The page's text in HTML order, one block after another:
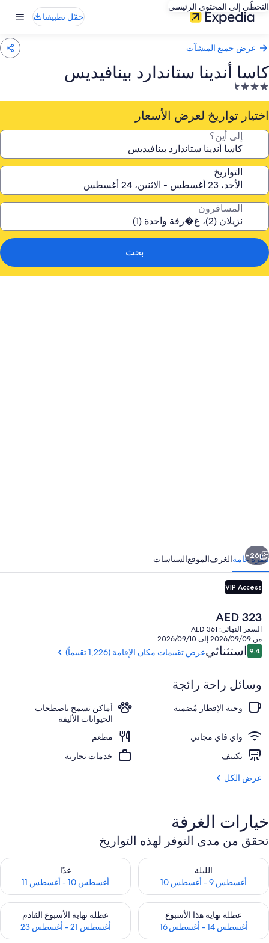
التخطّي إلى المحتوى الرئيسي
حمّل تطبيقنا
عرض جميع المنشآت
كاسا أندينا ستاندارد بينافيديس
منشأة
فندقية
مصنفة
3.5
اختيار تواريخ لعرض الأسعار
إلى أين؟
التواريخ
المسافرون
بحث
التالي
26+
نظرة عامةالغرفالموقعالسياسات
VIP Access
السعر
الحالي
هو
AED
323
AED 323
السعر النهائي: AED 361
من 2026/09/09 إلى 2026/09/10
التقييمات
9.49.4 من 10استثنائيعرض تقييمات مكان الإقامة (1,226 تقييماً)
وسائل راحة رائجة
وجبة الإفطار مُضمنة
أماكن تسمح باصطحاب
الحيوانات الأليفة
واي فاي مجاني
مطعم
تكييف
خدمات تجارية
عرض الكل
خيارات الغرفة
تحقق من مدى التوفر لهذه التواريخ
الليلة
أغسطس 9 - أغسطس 10
تحقق من مدى التوفر لليلة للفترة أغسطس 9 - أغسطس 10
غدًا
أغسطس 10 - أغسطس 11
تحقق من مدى التوفر لغد للفترة أغسطس
عطلة نهاية هذا الأسبوع
أغسطس 14 - أغسطس 16
تحقق من مدى التوفر لعطلة نهاية هذا الأسبوع للفترة أغسطس 14 - أغسطس 16
عطلة نهاية الأسبوع القادم
أغسطس 21 - أغسطس 23
تحقق من مدى التوفر لعطلة نهاية